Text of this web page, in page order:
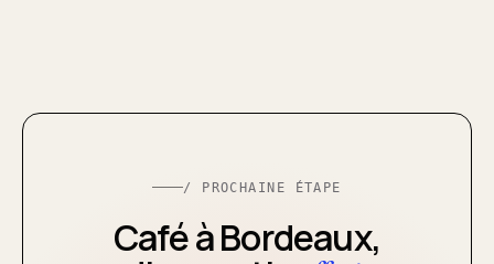
/ PROCHAINE ÉTAPE
Café à Bordeaux,